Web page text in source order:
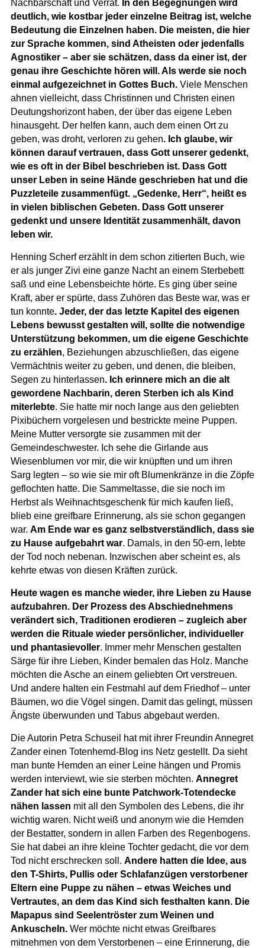
Nachbarschaft und Verrat. In den Begegnungen wird
deutlich, wie kostbar jeder einzelne Beitrag ist, welche
Bedeutung die Einzelnen haben. Die meisten, die hier
zur Sprache kommen, sind Atheisten oder jedenfalls
Agnostiker – aber sie schätzen, dass da einer ist, der
genau ihre Geschichte hören will. Als werde sie noch
einmal aufgezeichnet in Gottes Buch.Viele Menschen
ahnen vielleicht, dass Christinnen und Christen einen
Deutungshorizont haben, der über das eigene Leben
hinausgeht. Der helfen kann, auch dem einen Ort zu
geben, was droht, verloren zu gehen. Ich glaube, wir
können darauf vertrauen, dass Gott unserer gedenkt,
wie es oft in der Bibel beschrieben ist. Dass Gott
unser Leben in seine Hände geschrieben hat und die
Puzzleteile zusammenfügt. „Gedenke, Herr“, heißt es
in vielen biblischen Gebeten. Dass Gott unserer
gedenkt und unsere Identität zusammenhält, davon
leben wir.
Henning Scherf erzählt in dem schon zitierten Buch, wie
er als junger Zivi eine ganze Nacht an einem Sterbebett
saß und eine Lebensbeichte hörte. Es ging über seine
Kraft, aber er spürte, dass Zuhören das Beste war, was er
tun konnte. Jeder, der das letzte Kapitel des eigenen
Lebens bewusst gestalten will, sollte die notwendige
Unterstützung bekommen, um die eigene Geschichte
zu erzählen, Beziehungen abzuschließen, das eigene
Vermächtnis weiter zu geben, und denen, die bleiben,
Segen zu hinterlassen. Ich erinnere mich an die alt
gewordene Nachbarin, deren Sterben ich als Kind
miterlebte. Sie hatte mir noch lange aus den geliebten
Pixibüchern vorgelesen und bestrickte meine Puppen.
Meine Mutter versorgte sie zusammen mit der
Gemeindeschwester. Ich sehe die Girlande aus
Wiesenblumen vor mir, die wir knüpften und um ihren
Sarg legten – so wie sie mir oft Blumenkränze in die Zöpfe
geflochten hatte. Die Sammeltasse, die sie noch im
Herbst als Weihnachtsgeschenk für mich kaufen ließ,
blieb eine greifbare Erinnerung, als sie schon gegangen
war. Am Ende war es ganz selbstverständlich, dass sie
zu Hause aufgebahrt war. Damals, in den 50-ern, lebte
der Tod noch nebenan. Inzwischen aber scheint es, als
kehrte etwas von diesen Kräften zurück.
Heute wagen es manche wieder, ihre Lieben zu Hause
aufzubahren. Der Prozess des Abschiednehmens
verändert sich, Traditionen erodieren – zugleich aber
werden die Rituale wieder persönlicher, individueller
und phantasievoller. Immer mehr Menschen gestalten
Särge für ihre Lieben, Kinder bemalen das Holz. Manche
möchten die Asche an einem geliebten Ort verstreuen.
Und andere halten ein Festmahl auf dem Friedhof – unter
Bäumen, wo die Vögel singen. Damit das gelingt, müssen
Ängste überwunden und Tabus abgebaut werden.
Die Autorin Petra Schuseil hat mit ihrer Freundin Annegret
Zander einen Totenhemd-Blog ins Netz gestellt. Da sieht
man bunte Hemden an einer Leine hängen und Promis
werden interviewt, wie sie sterben möchten. Annegret
Zander hat sich eine bunte Patchwork-Totendecke
nähen lassen mit all den Symbolen des Lebens, die ihr
wichtig waren. Nicht weiß und anonym wie die Hemden
der Bestatter, sondern in allen Farben des Regenbogens.
Sie hat dabei an ihre kleine Tochter gedacht, die vor dem
Tod nicht erschrecken soll. Andere hatten die Idee, aus
den T-Shirts, Pullis oder Schlafanzügen verstorbener
Eltern eine Puppe zu nähen – etwas Weiches und
Vertrautes, an dem das Kind sich festhalten kann. Die
Mapapus sind Seelentröster zum Weinen und
Ankuscheln. Wer möchte nicht etwas Greifbares
mitnehmen von dem Verstorbenen – eine Erinnerung, die